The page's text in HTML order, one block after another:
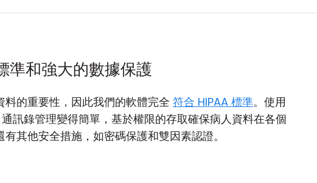
準和強大的數據保護
料的重要性，因此我們的軟體完全 符合 HIPAA 標準。使用
訊錄管理變得簡單，基於權限的存取確保病人資料在各個
其他安全措施，如密碼保護和雙因素認證。